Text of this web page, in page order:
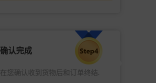
确认完成
在您确认收到货物后和订单终结.